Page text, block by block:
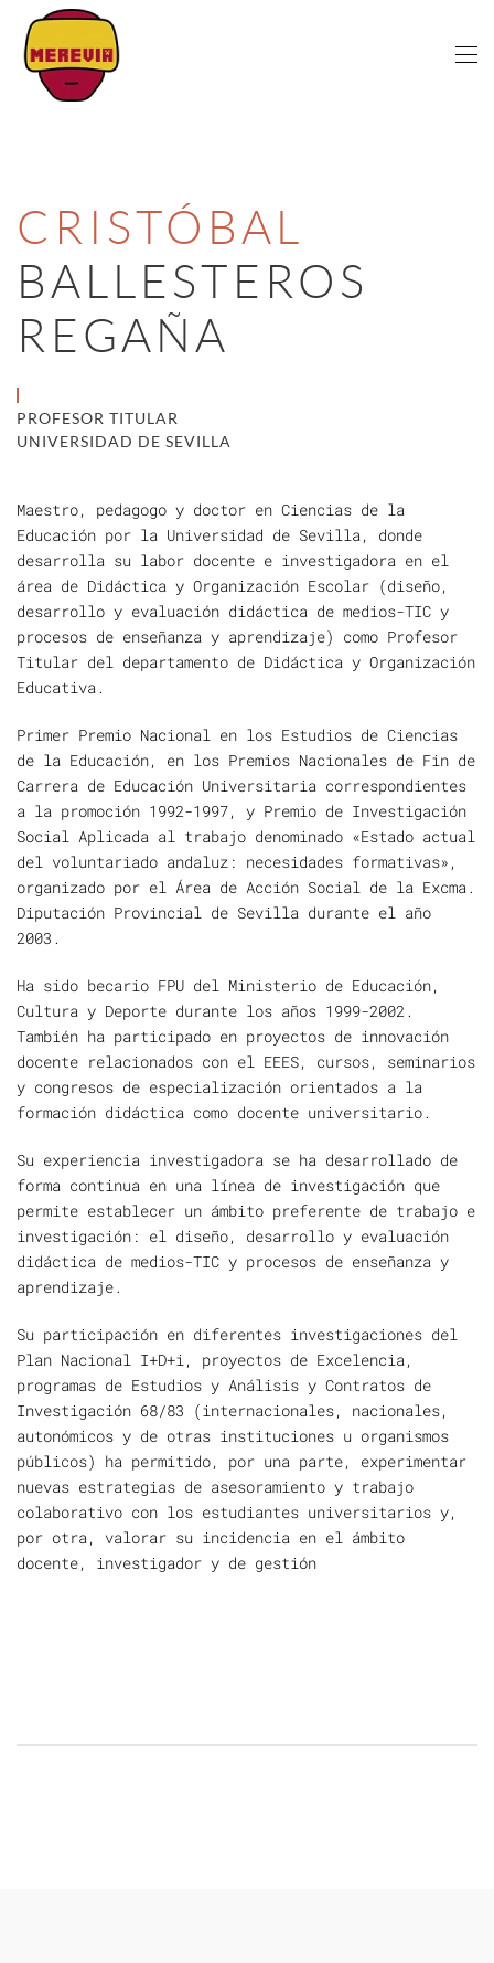
Skip to main content
CRISTÓBAL
BALLESTEROS
REGAÑA
PROFESOR TITULAR
UNIVERSIDAD DE SEVILLA
Maestro, pedagogo y doctor en Ciencias de la
Educación por la Universidad de Sevilla, donde
desarrolla su labor docente e investigadora en el
área de Didáctica y Organización Escolar (diseño,
desarrollo y evaluación didáctica de medios-TIC y
procesos de enseñanza y aprendizaje) como Profesor
Titular del departamento de Didáctica y Organización
Educativa.
Primer Premio Nacional en los Estudios de Ciencias
de la Educación, en los Premios Nacionales de Fin de
Carrera de Educación Universitaria correspondientes
a la promoción 1992-1997, y Premio de Investigación
Social Aplicada al trabajo denominado «Estado actual
del voluntariado andaluz: necesidades formativas»,
organizado por el Área de Acción Social de la Excma.
Diputación Provincial de Sevilla durante el año
2003.
Ha sido becario FPU del Ministerio de Educación,
Cultura y Deporte durante los años 1999-2002.
También ha participado en proyectos de innovación
docente relacionados con el EEES, cursos, seminarios
y congresos de especialización orientados a la
formación didáctica como docente universitario.
Su experiencia investigadora se ha desarrollado de
forma continua en una línea de investigación que
permite establecer un ámbito preferente de trabajo e
investigación: el diseño, desarrollo y evaluación
didáctica de medios-TIC y procesos de enseñanza y
aprendizaje.
Su participación en diferentes investigaciones del
Plan Nacional I+D+i, proyectos de Excelencia,
programas de Estudios y Análisis y Contratos de
Investigación 68/83 (internacionales, nacionales,
autonómicos y de otras instituciones u organismos
públicos) ha permitido, por una parte, experimentar
nuevas estrategias de asesoramiento y trabajo
colaborativo con los estudiantes universitarios y,
por otra, valorar su incidencia en el ámbito
docente, investigador y de gestión